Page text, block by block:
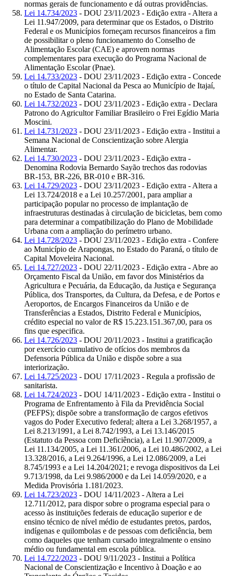
normas gerais de funcionamento e dá outras providências.
Lei 14.734/2023 - DOU 23/11/2023 - Edição extra - Altera a
Lei 11.947/2009, para determinar que os Estados, o Distrito
Federal e os Municípios forneçam recursos financeiros a fim
de possibilitar o pleno funcionamento do Conselho de
Alimentação Escolar (CAE) e aprovem normas
complementares para execução do Programa Nacional de
Alimentação Escolar (Pnae).
Lei 14.733/2023 - DOU 23/11/2023 - Edição extra - Concede
o título de Capital Nacional da Pesca ao Município de Itajaí,
no Estado de Santa Catarina.
Lei 14.732/2023 - DOU 23/11/2023 - Edição extra - Declara
Patrono do Agricultor Familiar Brasileiro o Frei Egídio Maria
Moscini.
Lei 14.731/2023 - DOU 23/11/2023 - Edição extra - Institui a
Semana Nacional de Conscientização sobre Alergia
Alimentar.
Lei 14.730/2023 - DOU 23/11/2023 - Edição extra -
Denomina Rodovia Bernardo Sayão trechos das rodovias
BR-153, BR-226, BR-010 e BR-316.
Lei 14.729/2023 - DOU 23/11/2023 - Edição extra - Altera a
Lei 13.724/2018 e a Lei 10.257/2001, para ampliar a
participação popular no processo de implantação de
infraestruturas destinadas à circulação de bicicletas, bem como
para determinar a compatibilização do Plano de Mobilidade
Urbana com a ampliação do perímetro urbano.
Lei 14.728/2023 - DOU 23/11/2023 - Edição extra - Confere
ao Município de Arapongas, no Estado do Paraná, o título de
Capital Moveleira Nacional.
Lei 14.727/2023 - DOU 22/11/2023 - Edição extra - Abre ao
Orçamento Fiscal da União, em favor dos Ministérios da
Agricultura e Pecuária, da Educação, da Justiça e Segurança
Pública, dos Transportes, da Cultura, da Defesa, e de Portos e
Aeroportos, de Encargos Financeiros da União e de
Transferências a Estados, Distrito Federal e Municípios,
crédito especial no valor de R$ 15.223.151.367,00, para os
fins que especifica.
Lei 14.726/2023 - DOU 20/11/2023 - Institui a gratificação
por exercício cumulativo de ofícios dos membros da
Defensoria Pública da União e dispõe sobre a sua
interiorização.
Lei 14.725/2023 - DOU 17/11/2023 - Regula a profissão de
sanitarista.
Lei 14.724/2023 - DOU 14/11/2023 - Edição extra - Institui o
Programa de Enfrentamento à Fila da Previdência Social
(PEFPS); dispõe sobre a transformação de cargos efetivos
vagos do Poder Executivo federal; altera a Lei 3.268/1957, a
Lei 8.213/1991, a Lei 8.742/1993, a Lei 13.146/2015
(Estatuto da Pessoa com Deficiência), a Lei 11.907/2009, a
Lei 11.134/2005, a Lei 11.361/2006, a Lei 10.486/2002, a Lei
13.328/2016, a Lei 9.264/1996, a Lei 12.086/2009, a Lei
8.745/1993 e a Lei 14.204/2021; e revoga dispositivos da Lei
9.713/1998, da Lei 9.986/2000 e da Lei 14.059/2020, e a
Medida Provisória 1.181/2023.
Lei 14.723/2023 - DOU 14/11/2023 - Altera a Lei
12.711/2012, para dispor sobre o programa especial para o
acesso às instituições federais de educação superior e de
ensino técnico de nível médio de estudantes pretos, pardos,
indígenas e quilombolas e de pessoas com deficiência, bem
como daqueles que tenham cursado integralmente o ensino
médio ou fundamental em escola pública.
Lei 14.722/2023 - DOU 9/11/2023 - Institui a Política
Nacional de Conscientização e Incentivo à Doação e ao